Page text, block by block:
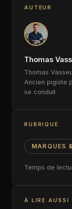
AUTEUR
Thomas
Thomas
Ancien pigiste
se conduit
RUBRIQUE
MARQUES
Temps de
À LIRE AUSSI